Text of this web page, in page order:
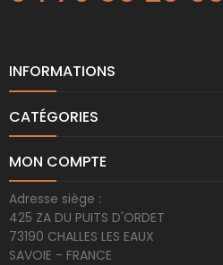
INFORMATIONS
CATÉGORIES
MON COMPTE
Adresse siège :
425 ZA DU PUITS D'ORDET
73190 CHALLES LES EAUX
SAVOIE - FRANCE